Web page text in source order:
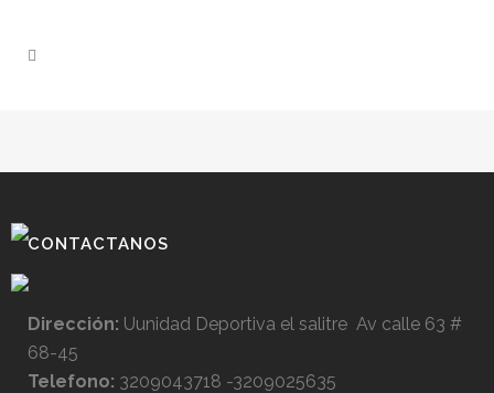
CONTACTANOS
Dirección: Uunidad Deportiva el salitre Av calle 63 #
68-45
Telefono: 3209043718 -3209025635